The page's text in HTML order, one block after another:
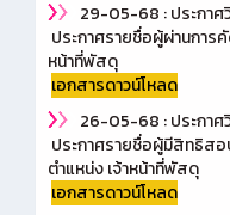
29-05-68 : ประกาศ
ประกาศรายชื่อผู้ผ่านการ
หน้าที่พัสดุ
เอกสารดาวน์โหลด
26-05-68 : ประกาศ
ประกาศรายชื่อผู้มีสิทธิสอ
ตำแหน่ง เจ้าหน้าที่พัสดุ
เอกสารดาวน์โหลด